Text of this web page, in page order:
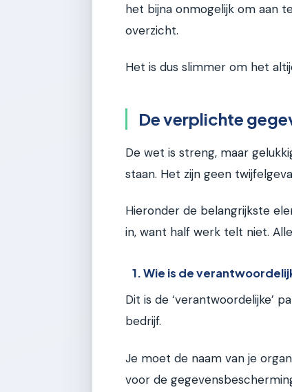
het bijna onmogelijk om aan
overzicht.
Het is dus slimmer om het
De verplichte
De wet is streng, maar
staan. Het zijn geen
Hieronder de belangrijkste
in, want half werk telt niet.
1. Wie is de
Dit is de ‘verantwoordelijke’
bedrijf.
Je moet de naam van je
voor de